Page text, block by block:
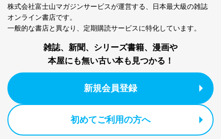
3
当社カスタマーQ＆
Aサービス利用者
サイトのサービス内容のご案内の
ｅメール等による商品、サービ
ス、キャンペーン等の広告に関す
るご案内のため
採用応募者の方の
個人情報
採用選考、ご連絡のため
当社の従業者の個
人事、総務などの雇用管理等のた
パートナー（提携
定期購読サービス
個人情報
購入商品配送のため
ル等による商品、
に関するご案内のため
株式会社富士山マガジンサービスが運営する、
日本最大級の雑誌
オンライン書店です。
一般的な書店と異なり、 定期購読サービスに特化しています。
雑誌、新聞、シリーズ書籍、漫画や
本屋にも無い古い本も見つかる！
新規会員登録
初めてご利用の方へ